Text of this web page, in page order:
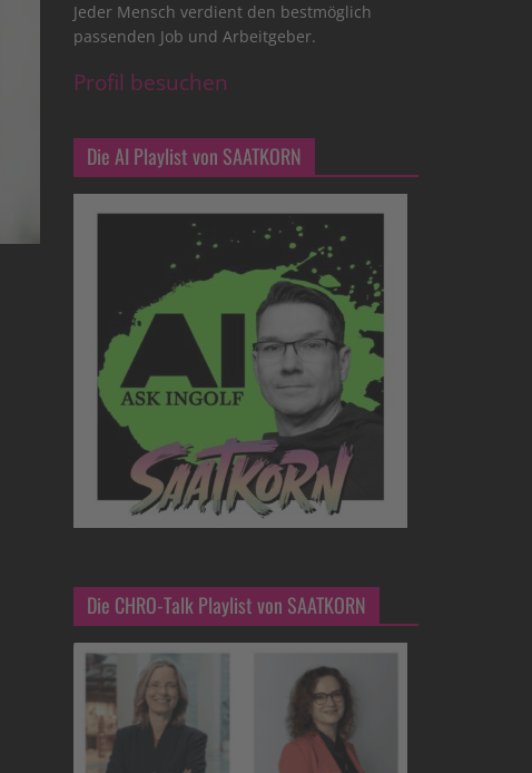
Jeder Mensch verdient den bestmöglich
passenden Job und Arbeitgeber.
Profil besuchen
Die AI Playlist von SAATKORN
Die CHRO-Talk Playlist von SAATKORN